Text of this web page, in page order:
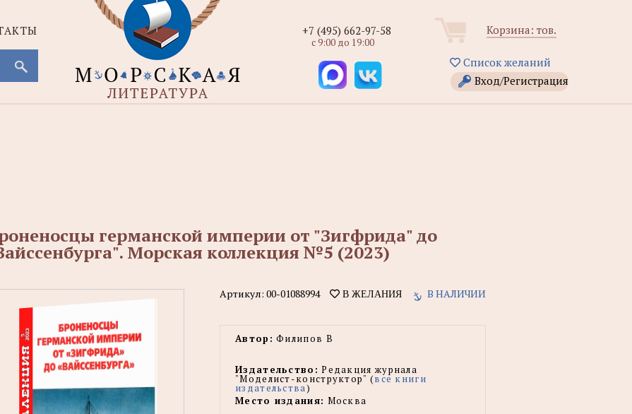
Корзина: тов.
Список желаний
Вход/Регистрация
+7 (495) 662-97-58
с 9:00 до 19:00
германской империи от "Зигфрида" до
Морская коллекция №5 (2023)
Артикул: 00-01088994 В ЖЕЛАНИЯ В НАЛИЧИИ
Автор: Филипов В
Издательство: Редакция журнала
"Моделист-конструктор" (все книги
издательства)
Место издания: Москва